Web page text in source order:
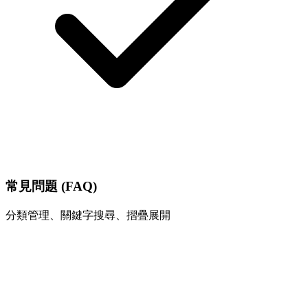
常見問題 (FAQ)
分類管理、關鍵字搜尋、摺疊展開